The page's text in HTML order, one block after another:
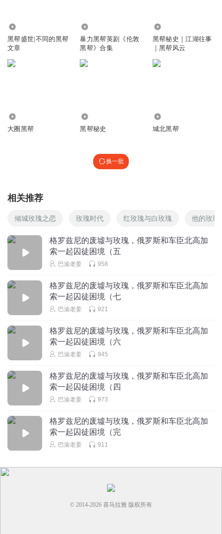
黑帮盛世|不同的黑帮
文章
暴力黑帮英剧《伦敦
黑帮》合集
黑帮秘史｜江湖往事
｜黑帮风云
大圈黑帮 黑帮秘史 城北黑帮
换一批
相关推荐
倾城玫瑰之恋 玫瑰时代 红玫瑰与白玫瑰 他的玫瑰
格罗兹尼的废墟与玫瑰，俄罗斯和车臣北高加
索一起囚徒困境（五
巴渝老姜 958
格罗兹尼的废墟与玫瑰，俄罗斯和车臣北高加
索一起囚徒困境（七
巴渝老姜 921
格罗兹尼的废墟与玫瑰，俄罗斯和车臣北高加
索一起囚徒困境（六
巴渝老姜 945
格罗兹尼的废墟与玫瑰，俄罗斯和车臣北高加
索一起囚徒困境（四
巴渝老姜 973
格罗兹尼的废墟与玫瑰，俄罗斯和车臣北高加
索一起囚徒困境（完
巴渝老姜 911
© 2014-2026 喜马拉雅 版权所有